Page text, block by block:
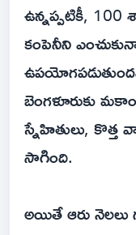
ఉన్నప్పటికీ, 100
కంపెనీని
బెంగళూరుకు
స్నేహితులు,
సాగింది.
అయితే ఆరు నెలలు